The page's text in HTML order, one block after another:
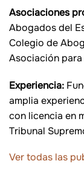
Asociaciones
Abogados del
Colegio de
Asociación
Experiencia:
amplia
con licencia en
Tribunal
Ver todas las